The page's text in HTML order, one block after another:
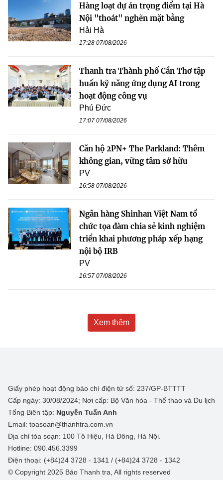
Hàng loạt dự án trọng điểm tại Hà
Nội "thoát" nghẽn mặt bằng
Hải Hà
17:28 07/08/2026
Thanh tra Thành phố Cần Thơ tập
huấn kỹ năng ứng dụng AI trong
hoạt động công vụ
Phú Đức
17:07 07/08/2026
Căn hộ 2PN+ The Parkland: Thêm
không gian, vững tâm sở hữu
PV
16:58 07/08/2026
Ngân hàng Shinhan Việt Nam tổ
chức tọa đàm chia sẻ kinh nghiệm
triển khai phương pháp xếp hạng
nội bộ IRB
PV
16:57 07/08/2026
Xem thêm
Giấy phép hoạt động báo chí điện tử số: 237/GP-BTTTT
Cấp ngày: 30/08/2024; Nơi cấp: Bộ Văn hóa - Thể thao và Du lịch
Tổng Biên tập: Nguyễn Tuấn Anh
Email: toasoan@thanhtra.com.vn
Địa chỉ tòa soạn: 100 Tô Hiệu, Hà Đông, Hà Nội.
Hotline: 090.456.3399
Điện thoại: (+84)24 3728 - 1341 / (+84)24 3728 - 1342
© Copyright 2025 Báo Thanh tra, All rights reserved